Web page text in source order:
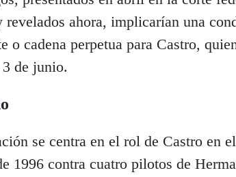
revelados ahora, implicarían una
o cadena perpetua para Castro,
de junio.
se centra en el rol de Castro en
1996 contra cuatro pilotos de